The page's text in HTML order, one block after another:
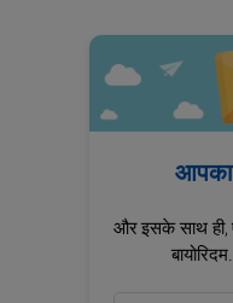
और इसके साथ ही,